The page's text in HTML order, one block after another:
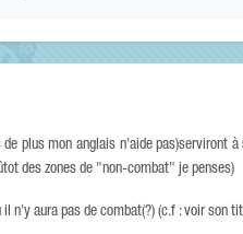
plus mon anglais n'aide pas)serviront
des zones de "non-combat" je penses)
n'y aura pas de combat(?) (c.f : voir son